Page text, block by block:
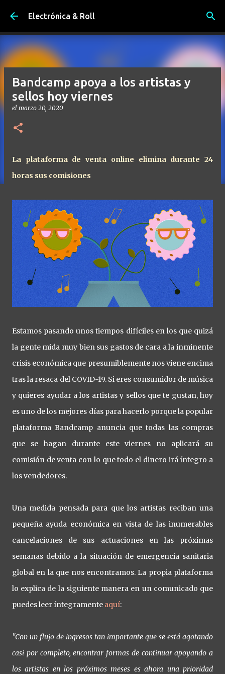
Ir al contenido principal
Electrónica & Roll
Bandcamp apoya a los artistas y
sellos hoy viernes
el marzo 20, 2020
La plataforma de venta online elimina durante 24
horas sus comisiones
Estamos pasando unos tiempos difíciles en los que quizá
la gente mida muy bien sus gastos de cara a la inminente
crisis económica que presumiblemente nos viene encima
tras la resaca del COVID-19. Si eres consumidor de música
y quieres ayudar a los artistas y sellos que te gustan, hoy
es uno de los mejores días para hacerlo porque la popular
plataforma Bandcamp anuncia que todas las compras
que se hagan durante este viernes no aplicará su
comisión de venta con lo que todo el dinero irá íntegro a
los vendedores.
Una medida pensada para que los artistas reciban una
pequeña ayuda económica en vista de las inumerables
cancelaciones de sus actuaciones en las próximas
semanas debido a la situación de emergencia sanitaria
global en la que nos encontramos. La propia plataforma
lo explica de la siguiente manera en un comunicado que
puedes leer íntegramente aquí:
"Con un flujo de ingresos tan importante que se está agotando
casi por completo, encontrar formas de continuar apoyando a
los artistas en los próximos meses es ahora una prioridad